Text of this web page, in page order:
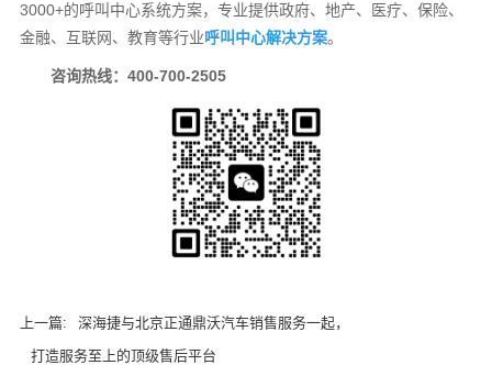
3000+的呼叫中心系统方案，专业提供政府、地产、医疗、保险、
金融、互联网、教育等行业呼叫中心解决方案。
咨询热线：400-700-2505
上一篇:
深海捷与北京正通鼎沃汽车销售服务一起，
打造服务至上的顶级售后平台